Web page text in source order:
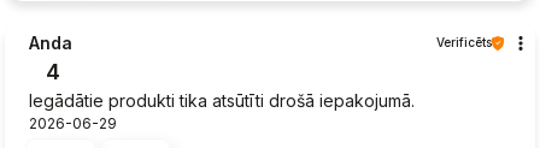
Anda Verificēts
4
Iegādātie produkti tika atsūtīti drošā iepakojumā.
2026-06-29